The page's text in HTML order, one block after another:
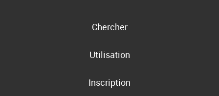
Chercher
Utilisation
Inscription